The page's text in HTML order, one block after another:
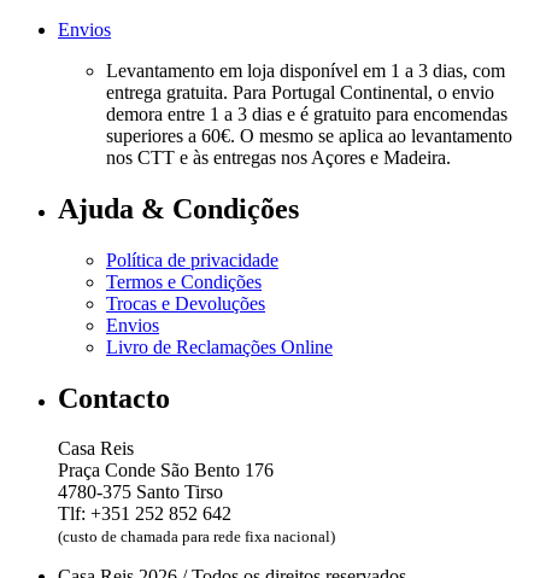
Envios
Levantamento em loja disponível em 1 a 3 dias, com
entrega gratuita. Para Portugal Continental, o envio
demora entre 1 a 3 dias e é gratuito para encomendas
superiores a 60€. O mesmo se aplica ao levantamento
nos CTT e às entregas nos Açores e Madeira.
Ajuda & Condições
Política de privacidade
Termos e Condições
Trocas e Devoluções
Envios
Livro de Reclamações Online
Contacto
Casa Reis
Praça Conde São Bento 176
4780-375 Santo Tirso
Tlf: +351 252 852 642
(custo de chamada para rede fixa nacional)